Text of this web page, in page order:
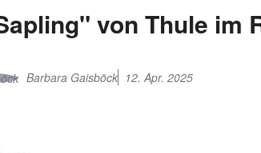
von Thule im
Barbara Gaisböck 12. Apr. 2025